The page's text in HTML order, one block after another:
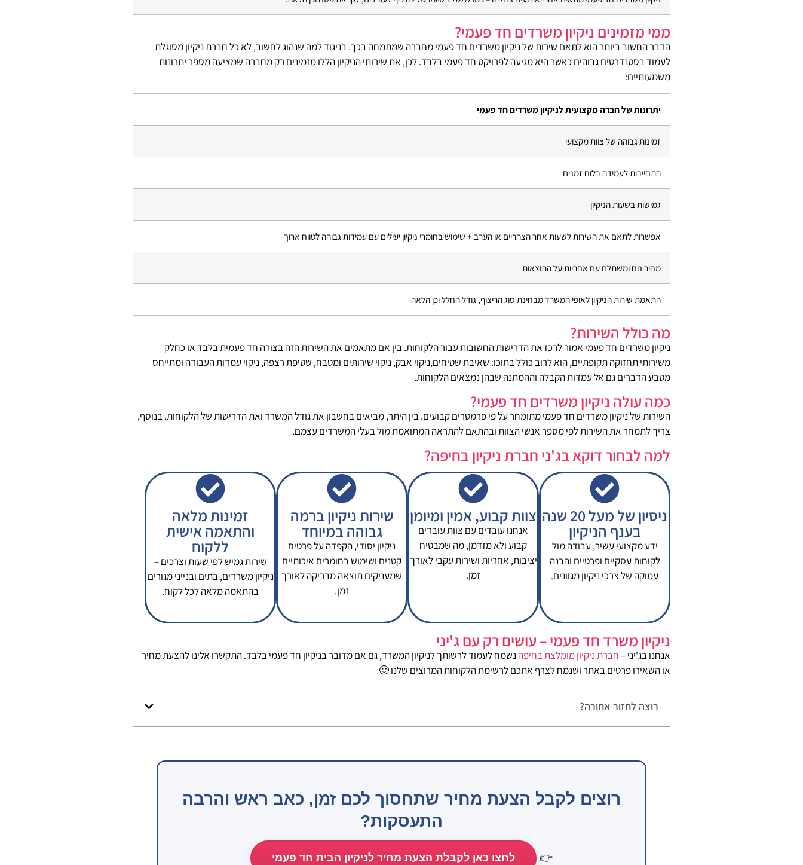
ממי מזמינים ניקיון משרדים חד פעמי?
הדבר החשוב ביותר הוא לתאם שירות של ניקיון משרדים חד פעמי מחברה שמתמחה בכך. בניגוד למה שנהוג לחשוב, לא כל חברת ניקיון מסוגלת
לעמוד בסטנדרטים גבוהים כאשר היא מגיעה לפרויקט חד פעמי בלבד. לכן, את שירותי הניקיון הללו מזמינים רק מחברה שמציעה מספר יתרונות
משמעותיים:
יתרונות של חברה מקצועית לניקיון משרדים חד פעמי
זמינות גבוהה של צוות מקצועי
התחייבות לעמידה בלוח זמנים
גמישות בשעות הניקיון
אפשרות לתאם את השירות לשעות אחר הצהריים או הערב + שימוש בחומרי ניקיון יעילים עם עמידות גבוהה לטווח ארוך
מחיר נוח ומשתלם עם אחריות על התוצאות
התאמת שירות הניקיון לאופי המשרד מבחינת סוג הריצוף, גודל החלל וכן הלאה
מה כולל השירות?
ניקיון משרדים חד פעמי אמור לרכז את הדרישות החשובות עבור הלקוחות. בין אם מתאמים את השירות הזה בצורה חד פעמית בלבד או כחלק
משירותי תחזוקה תקופתיים, הוא לרוב כולל בתוכו: שאיבת שטיחים,ניקוי אבק, ניקוי שירותים ומטבח, שטיפת רצפה, ניקוי עמדות העבודה ומתייחס
מטבע הדברים גם אל עמדות הקבלה וההמתנה שבהן נמצאים הלקוחות.
כמה עולה ניקיון משרדים חד פעמי?
השירות של ניקיון משרדים חד פעמי מתומחר על פי פרמטרים קבועים. בין היתר, מביאים בחשבון את גודל המשרד ואת הדרישות של הלקוחות. בנוסף,
צריך לתמחר את השירות לפי מספר אנשי הצוות ובהתאם להתראה המתואמת מול בעלי המשרדים עצמם.
למה לבחור דוקא בג'ני חברת ניקיון בחיפה?
ניסיון של מעל 20 שנה
בענף הניקיון
ידע מקצועי עשיר, עבודה מול
לקוחות עסקיים ופרטיים והבנה
עמוקה של צרכי ניקיון מגוונים.
צוות קבוע, אמין ומיומן
אנחנו עובדים עם צוות עובדים
קבוע ולא מזדמן, מה שמבטיח
יציבות, אחריות ושירות עקבי לאורך
זמן.
שירות ניקיון ברמה
גבוהה במיוחד
ניקיון יסודי, הקפדה על פרטים
קטנים ושימוש בחומרים איכותיים
שמעניקים תוצאה מבריקה לאורך
זמן.
זמינות מלאה
והתאמה אישית
ללקוח
שירות גמיש לפי שעות וצרכים –
ניקיון משרדים, בתים ובנייני מגורים
בהתאמה מלאה לכל לקוח.
ניקיון משרד חד פעמי – עושים רק עם ג'יני
אנחנו בג'יני –חברת ניקיון מומלצת בחיפה נשמח לעמוד לרשותך לניקיון המשרד, גם אם מדובר בניקיון חד פעמי בלבד. התקשרו אלינו להצעת מחיר
או השאירו פרטים באתר ושנמח לצרף אתכם לרשימת הלקוחות המרוצים שלנו 🙂
רוצה לחזור אחורה?
רוצים לקבל הצעת מחיר שתחסוך לכם זמן, כאב ראש והרבה
התעסקות?
👉 לחצו כאן לקבלת הצעת מחיר לניקיון הבית חד פעמי